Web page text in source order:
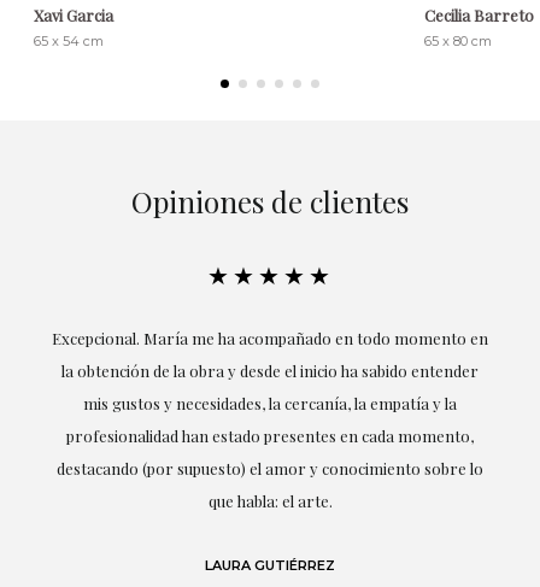
Xavi Garcia
65 x 54 cm
Cecilia Barreto
65 x 80 cm
Opiniones de clientes
★★★★★
Excepcional. María me ha acompañado en todo momento en
la obtención de la obra y desde el inicio ha sabido entender
mis gustos y necesidades, la cercanía, la empatía y la
profesionalidad han estado presentes en cada momento,
destacando (por supuesto) el amor y conocimiento sobre lo
que habla: el arte.
LAURA GUTIÉRREZ